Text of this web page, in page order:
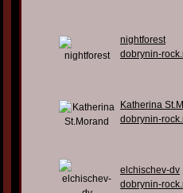
nightforest
dobrynin-
Katherina
dobrynin-
elchischev-dv
dobrynin-